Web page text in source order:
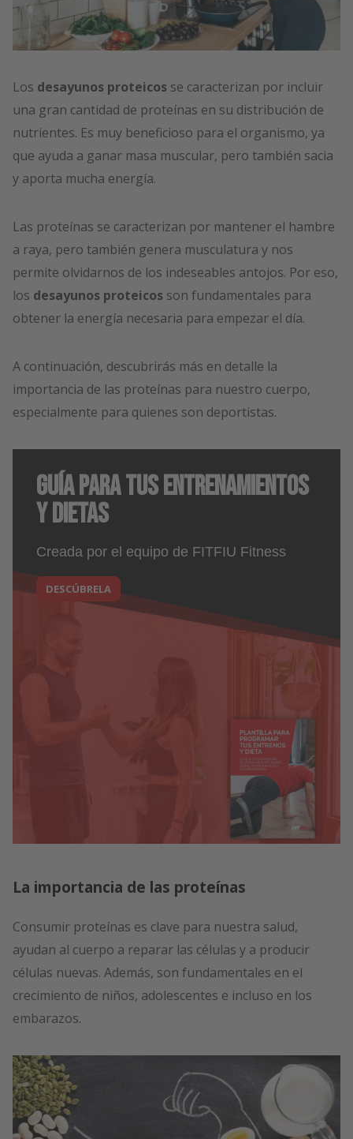
Los desayunos proteicos se caracterizan por incluir
una gran cantidad de proteínas en su distribución de
nutrientes. Es muy beneficioso para el organismo, ya
que ayuda a ganar masa muscular, pero también sacia
y aporta mucha energía.
Las proteínas se caracterizan por mantener el hambre
a raya, pero también genera musculatura y nos
permite olvidarnos de los indeseables antojos. Por eso,
los desayunos proteicos son fundamentales para
obtener la energía necesaria para empezar el día.
A continuación, descubrirás más en detalle la
importancia de las proteínas para nuestro cuerpo,
especialmente para quienes son deportistas.
Guía para tus entrenamientos
y dietas
Creada por el equipo de FITFIU Fitness
DESCÚBRELA
La importancia de las proteínas
Consumir proteínas es clave para nuestra salud,
ayudan al cuerpo a reparar las células y a producir
células nuevas. Además, son fundamentales en el
crecimiento de niños, adolescentes e incluso en los
embarazos.